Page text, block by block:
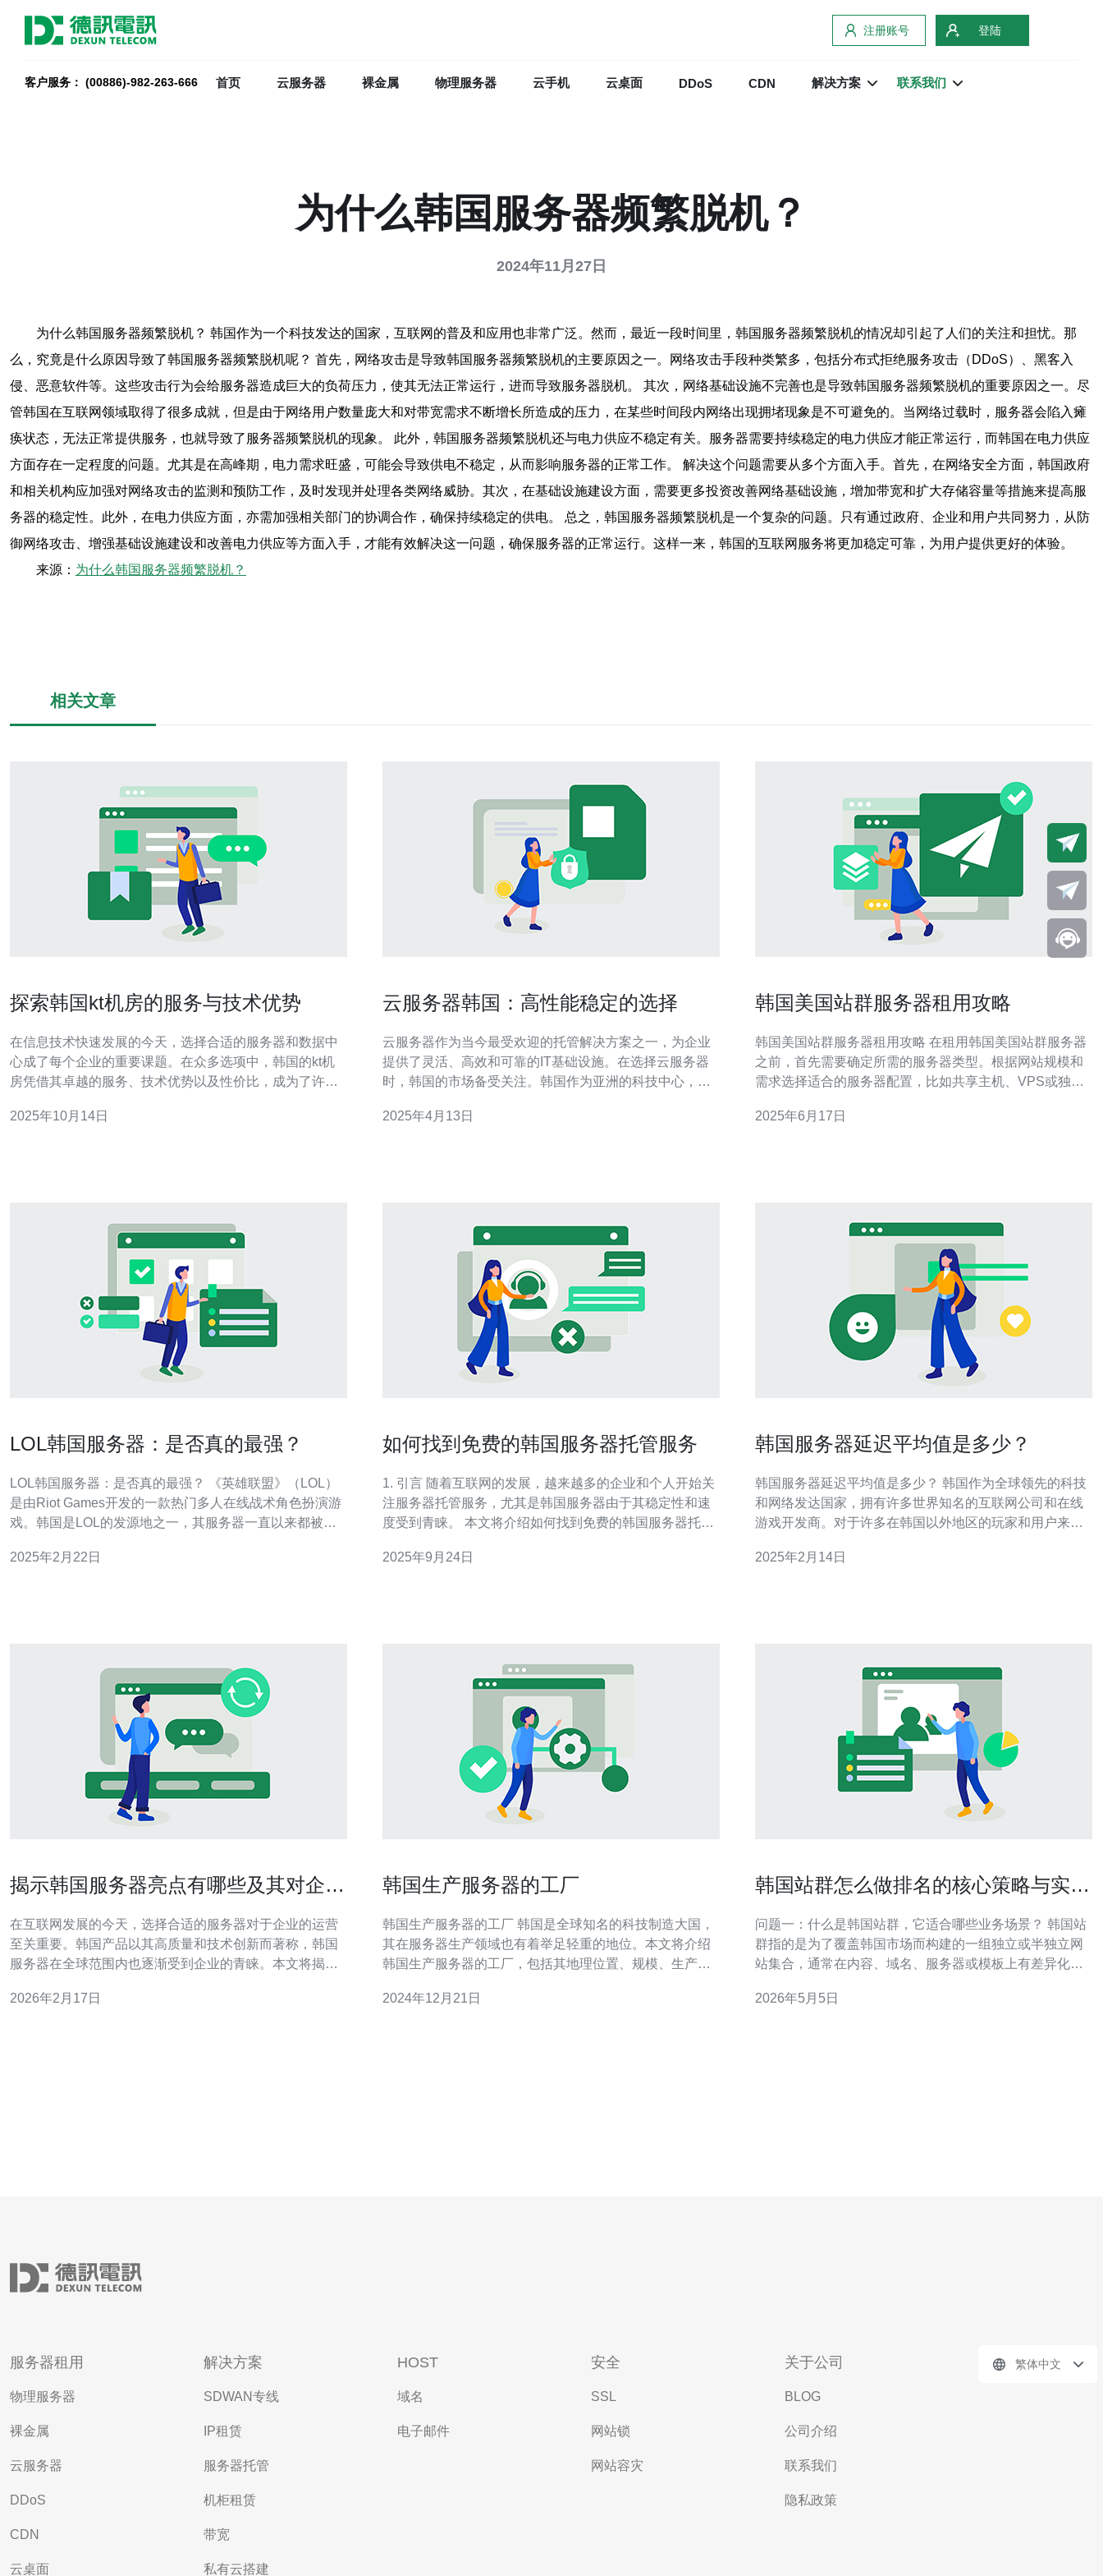
注册账号 登陆
客户服务： (00886)-982-263-666 首页 云服务器 裸金属 物理服务器 云手机 云桌面 DDoS CDN 解决方案 联系我们
为什么韩国服务器频繁脱机？
2024年11月27日
为什么韩国服务器频繁脱机？ 韩国作为一个科技发达的国家，互联网的普及和应用也非常广泛。然而，最近一段时间里，韩国服务器频繁脱机的情况却引起了人们的关注和担忧。那
么，究竟是什么原因导致了韩国服务器频繁脱机呢？ 首先，网络攻击是导致韩国服务器频繁脱机的主要原因之一。网络攻击手段种类繁多，包括分布式拒绝服务攻击（DDoS）、黑客入
侵、恶意软件等。这些攻击行为会给服务器造成巨大的负荷压力，使其无法正常运行，进而导致服务器脱机。 其次，网络基础设施不完善也是导致韩国服务器频繁脱机的重要原因之一。尽
管韩国在互联网领域取得了很多成就，但是由于网络用户数量庞大和对带宽需求不断增长所造成的压力，在某些时间段内网络出现拥堵现象是不可避免的。当网络过载时，服务器会陷入瘫
痪状态，无法正常提供服务，也就导致了服务器频繁脱机的现象。 此外，韩国服务器频繁脱机还与电力供应不稳定有关。服务器需要持续稳定的电力供应才能正常运行，而韩国在电力供应
方面存在一定程度的问题。尤其是在高峰期，电力需求旺盛，可能会导致供电不稳定，从而影响服务器的正常工作。 解决这个问题需要从多个方面入手。首先，在网络安全方面，韩国政府
和相关机构应加强对网络攻击的监测和预防工作，及时发现并处理各类网络威胁。其次，在基础设施建设方面，需要更多投资改善网络基础设施，增加带宽和扩大存储容量等措施来提高服
务器的稳定性。此外，在电力供应方面，亦需加强相关部门的协调合作，确保持续稳定的供电。 总之，韩国服务器频繁脱机是一个复杂的问题。只有通过政府、企业和用户共同努力，从防
御网络攻击、增强基础设施建设和改善电力供应等方面入手，才能有效解决这一问题，确保服务器的正常运行。这样一来，韩国的互联网服务将更加稳定可靠，为用户提供更好的体验。
来源： 为什么韩国服务器频繁脱机？
相关文章
探索韩国kt机房的服务与技术优势
在信息技术快速发展的今天，选择合适的服务器和数据中
心成了每个企业的重要课题。在众多选项中，韩国的kt机
房凭借其卓越的服务、技术优势以及性价比，成为了许多
便宜的解决方案，kt机房都能够满足不同客户的需求。本
2025年10月14日
云服务器韩国：高性能稳定的选择
云服务器作为当今最受欢迎的托管解决方案之一，为企业
提供了灵活、高效和可靠的IT基础设施。在选择云服务器
时，韩国的市场备受关注。韩国作为亚洲的科技中心，以
本文将介绍云服务器韩国的优势，以及为什么它是高性能
2025年4月13日
韩国美国站群服务器租用攻略
韩国美国站群服务器租用攻略 在租用韩国美国站群服务器
之前，首先需要确定所需的服务器类型。根据网站规模和
需求选择适合的服务器配置，比如共享主机、VPS或独立
合考虑服务器的性能和稳定性。比较不同供应商的价格和
2025年6月17日
LOL韩国服务器：是否真的最强？
LOL韩国服务器：是否真的最强？ 《英雄联盟》（LOL）
是由Riot Games开发的一款热门多人在线战术角色扮演游
戏。韩国是LOL的发源地之一，其服务器一直以来都被认
文将探讨LOL韩国服务器的实力，并与其他服务器进行比
2025年2月22日
如何找到免费的韩国服务器托管服务
1. 引言 随着互联网的发展，越来越多的企业和个人开始关
注服务器托管服务，尤其是韩国服务器由于其稳定性和速
度受到青睐。 本文将介绍如何找到免费的韩国服务器托管
案例和数据分析，提供实用的建议和解决方案。 了解这些
2025年9月24日
韩国服务器延迟平均值是多少？
韩国服务器延迟平均值是多少？ 韩国作为全球领先的科技
和网络发达国家，拥有许多世界知名的互联网公司和在线
游戏开发商。对于许多在韩国以外地区的玩家和用户来
指从发送请求到接收到响应的时间，通常以毫秒为单位计
2025年2月14日
揭示韩国服务器亮点有哪些及其对企业
在互联网发展的今天，选择合适的服务器对于企业的运营
至关重要。韩国产品以其高质量和技术创新而著称，韩国
服务器在全球范围内也逐渐受到企业的青睐。本文将揭示
理解和选择。 首先，韩国服务器的一个显著亮点是其稳定
2026年2月17日
韩国生产服务器的工厂
韩国生产服务器的工厂 韩国是全球知名的科技制造大国，
其在服务器生产领域也有着举足轻重的地位。本文将介绍
韩国生产服务器的工厂，包括其地理位置、规模、生产技
仁川等城市。这些地区交通便利，拥有完善的基础设施和
2024年12月21日
韩国站群怎么做排名的核心策略与实操
问题一：什么是韩国站群，它适合哪些业务场景？ 韩国站
群指的是为了覆盖韩国市场而构建的一组独立或半独立网
站集合，通常在内容、域名、服务器或模板上有差异化，
Korea）中的可见性。 适合场景包括：针对韩国本地需求
2026年5月5日
服务器租用
物理服务器
裸金属
云服务器
DDoS
CDN
云桌面
解决方案
SDWAN专线
IP租赁
服务器托管
机柜租赁
带宽
私有云搭建
HOST
域名
电子邮件
安全
SSL
网站锁
网站容灾
关于公司
BLOG
公司介绍
联系我们
隐私政策
繁体中文